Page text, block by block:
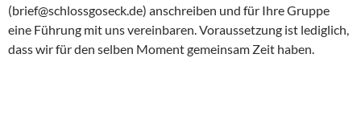
(brief@schlossgoseck.de) anschreiben und für Ihre Gruppe
eine Führung mit uns vereinbaren. Voraussetzung ist lediglich,
dass wir für den selben Moment gemeinsam Zeit haben.